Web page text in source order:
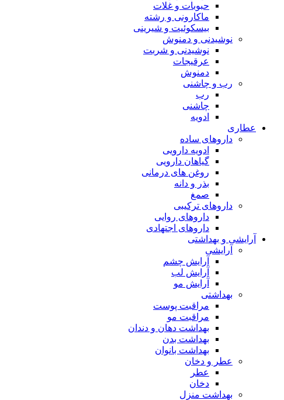
حبوبات و غلات
ماکارونی و رشته
بیسکوئیت و شیرینی
نوشیدنی و دمنوش
نوشیدنی و شربت
عرقیجات
دمنوش
رب و چاشنی
رب
چاشنی
ادویه
عطاری
داروهای ساده
ادویه دارویی
گیاهان دارویی
روغن های درمانی
بذر و دانه
صمغ
داروهای ترکیبی
داروهای روایی
داروهای اجتهادی
آرایشی و بهداشتی
آرایشی
آرایش چشم
آرایش لب
آرایش مو
بهداشتی
مراقبت پوست
مراقبت مو
بهداشت دهان و دندان
بهداشت بدن
بهداشت بانوان
عطر و دخان
عطر
دخان
بهداشت منزل